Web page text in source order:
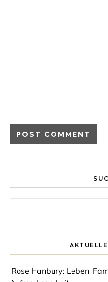
Rose Hanbury: Leben,